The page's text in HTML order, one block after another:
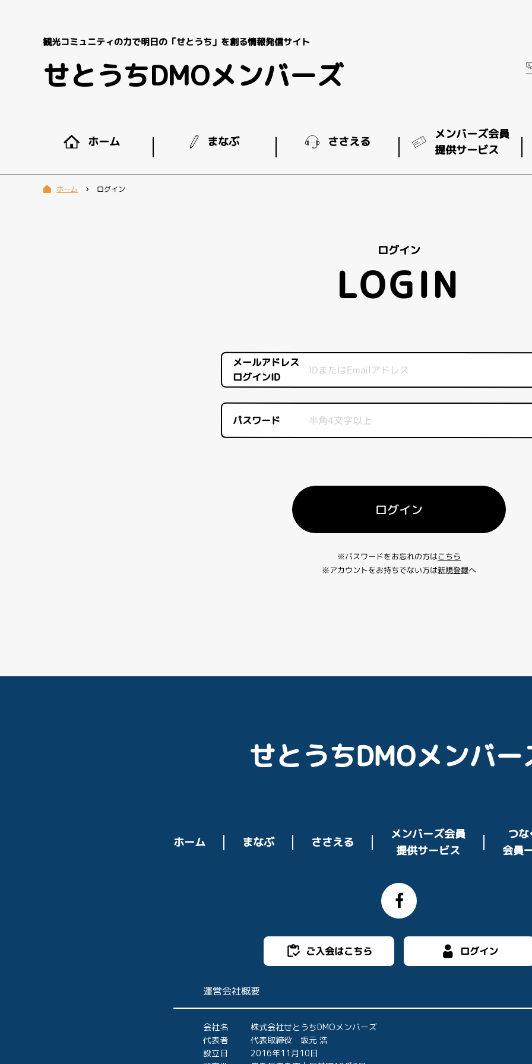
観光コミュニティの力で明日の「せとうち」を創る情報発信サイト
せとうちDMOメンバーズ
ホーム まなぶ ささえる
メンバーズ会員
提供サービス
ホーム ログイン
ログイン
LOGIN
メールアドレス
ログインID
パスワード
ログイン
※パスワードをお忘れの方はこちら
※アカウントをお持ちでない方は新規登録へ
せとうちDMOメンバー
ホーム まなぶ ささえる
メンバーズ会員
提供サービス
つな
会員
ご入会はこちら ログイン
運営会社概要
会社名
株式会社せとうちDMOメンバーズ
代表者
代表取締役 坂元 浩
設立日
2016年11月10日